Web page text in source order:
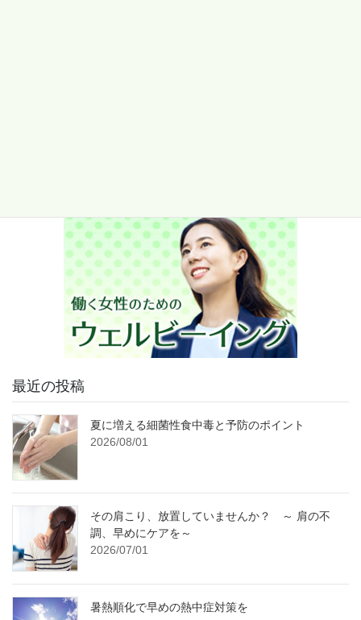
最近の投稿
夏に増える細菌性食中毒と予防のポイント
2026/08/01
その肩こり、放置していませんか？ ～ 肩の不
調、早めにケアを～
2026/07/01
暑熱順化で早めの熱中症対策を